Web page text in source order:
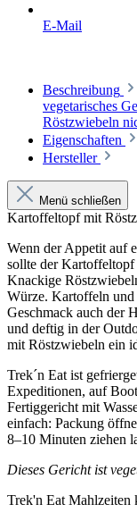
E-Mail
Beschreibung
vegetarisches
Röstzwiebeln
Eigenschaften
Hersteller
Menü schließen
Kartoffeltopf mit
Wenn der Appetit auf
sollte der
Knackige
Würze. Kartoffeln und
Geschmack auch der
und deftig in der
mit Röstzwiebeln ein
Trek´n Eat ist
Expeditionen, auf
Fertiggericht mit
einfach: Packung
8–10 Minuten ziehen
Dieses Gericht ist
Trek'n Eat Mahlzeiten